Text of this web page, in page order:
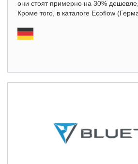
они стоят примерно на 30%
Кроме того, в каталоге Ecoflow